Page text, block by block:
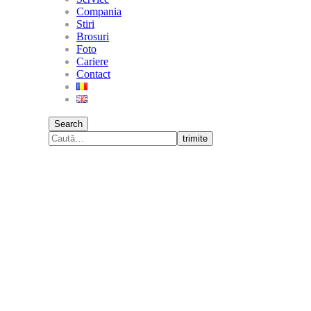
Compania
Stiri
Brosuri
Foto
Cariere
Contact
Search
trimite